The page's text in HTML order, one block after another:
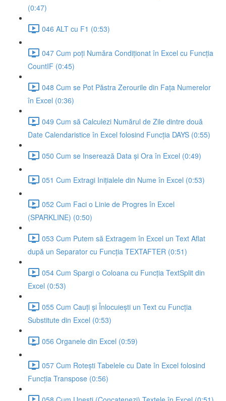
(0:47)
046 ALT cu F1 (0:53)
047 Cum poți Număra Condiționat în Excel cu Funcția
CountIF (0:45)
048 Cum se Pot Păstra Zerourile din Fața Numerelor
în Excel (0:36)
049 Cum să Calculezi Numărul de Zile dintre două
Date Calendaristice în Excel folosind Funcția DAYS (0:55)
050 Cum se Inserează Data și Ora în Excel (0:49)
051 Cum Extragi Inițialele din Nume în Excel (0:53)
052 Cum Faci o Linie de Progres în Excel
(SPARKLINE) (0:50)
053 Cum Putem să Extragem în Excel un Text Aflat
după un Separator cu Funcția TEXTAFTER (0:51)
054 Cum Spargi o Coloana cu Funcția TextSplit din
Excel (0:53)
055 Cum Cauți și Înlocuiești un Text cu Funcția
Substitute din Excel (0:53)
056 Organele din Excel (0:59)
057 Cum Rotești Tabelele cu Date în Excel folosind
Funcția Transpose (0:56)